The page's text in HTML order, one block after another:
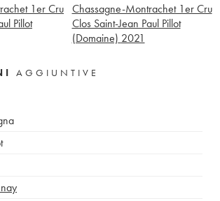
1er Cru
Pillot
Chassagne-Montrachet 1er Cru
Clos Saint-Jean Paul Pillot
(Domaine) 2021
AGGIUNTIVE